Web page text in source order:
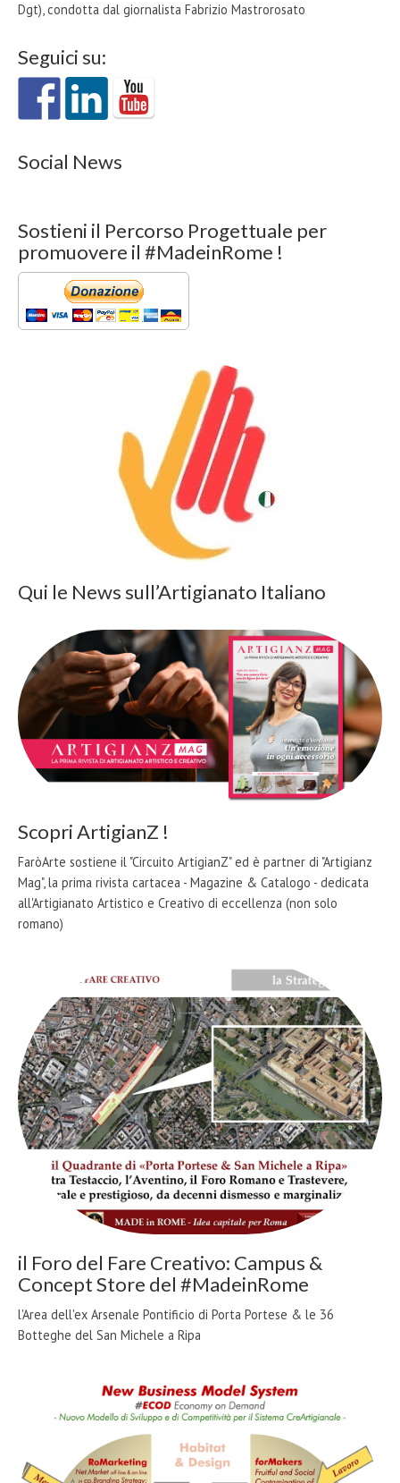
Dgt), condotta dal giornalista Fabrizio Mastrorosato
Seguici su:
Social News
Sostieni il Percorso Progettuale per
promuovere il #MadeinRome !
Qui le News sull’Artigianato Italiano
Scopri ArtigianZ !
FaròArte sostiene il "Circuito ArtigianZ" ed è partner di "Artigianz
Mag", la prima rivista cartacea - Magazine & Catalogo - dedicata
all'Artigianato Artistico e Creativo di eccellenza (non solo
romano)
il Foro del Fare Creativo: Campus &
Concept Store del #MadeinRome
l'Area dell'ex Arsenale Pontificio di Porta Portese & le 36
Botteghe del San Michele a Ripa